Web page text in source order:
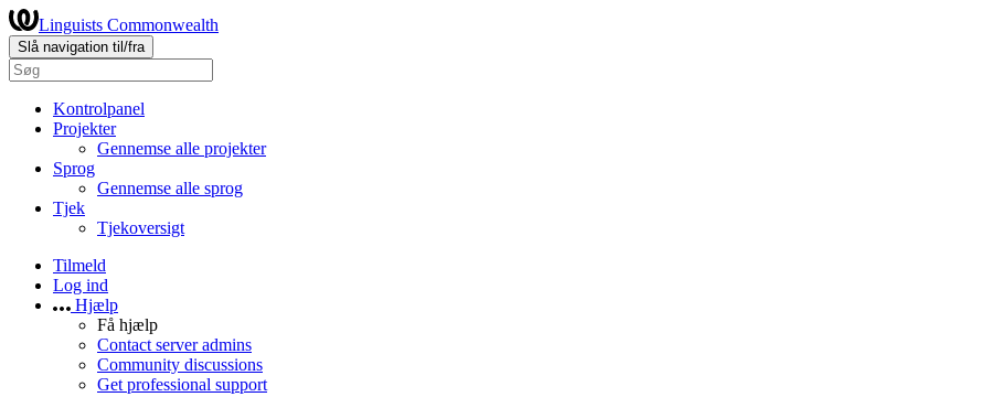
Linguists Commonwealth
Slå navigation til/fra
Kontrolpanel
Projekter
Gennemse alle projekter
Sprog
Gennemse alle sprog
Tjek
Tjekoversigt
Tilmeld
Log ind
Hjælp
Få hjælp
Contact server admins
Community discussions
Get professional support